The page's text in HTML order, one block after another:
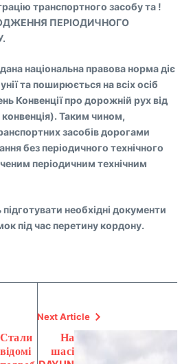
транспортного засобу та !
ПЕРІОДИЧНОГО
національна правова норма діє
та поширюється на всіх осіб
Конвенції про дорожній рух від
Таким чином,
засобів дорогами
без періодичного технічного
періодичним технічним
необхідні документи
під час перетину кордону.
Стали
відомі
Next Article
На
шасі